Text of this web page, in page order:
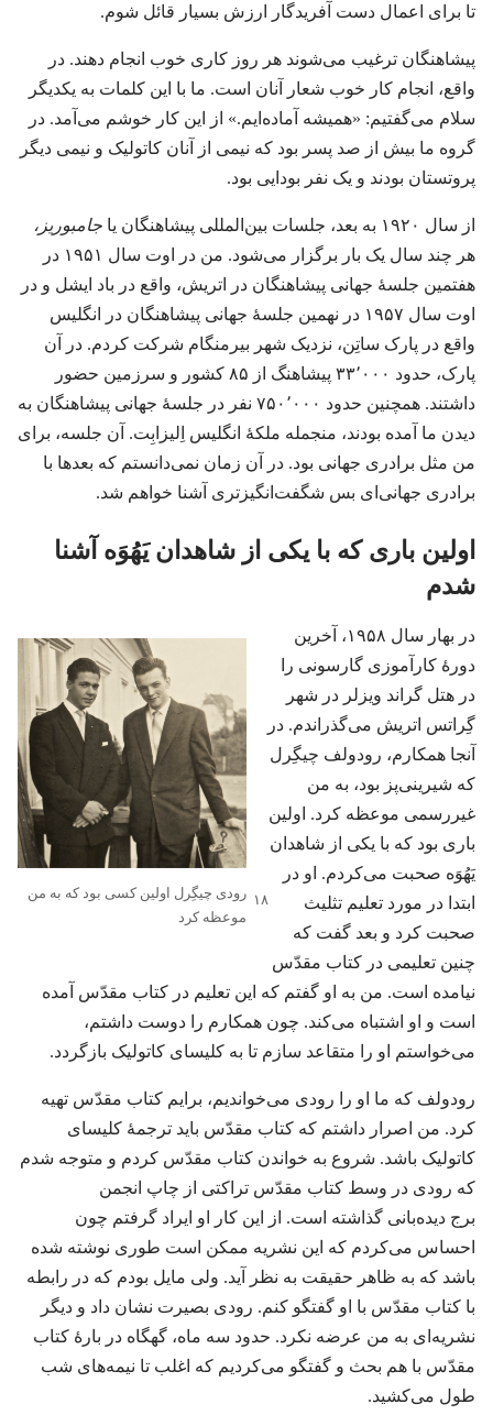
تا برای اعمال دست آفریدگار ارزش بسیار قائل شوم.‏
پیشاهنگان ترغیب می‌شوند هر روز کاری خوب انجام دهند.‏ در
واقع،‏ انجام کار خوب شعار آنان است.‏ ما با این کلمات به یکدیگر
سلام می‌گفتیم:‏ «همیشه آماده‌ایم.‏» از این کار خوشم می‌آمد.‏ در
گروه ما بیش از صد پسر بود که نیمی از آنان کاتولیک و نیمی دیگر
پروتستان بودند و یک نفر بودایی بود.‏
از سال ۱۹۲۰ به بعد،‏ جلسات بین‌المللی پیشاهنگان یا
جامبوریز،‏
هر چند سال یک بار برگزار می‌شود.‏ من در اوت سال ۱۹۵۱ در
هفتمین جلسهٔ جهانی پیشاهنگان در اتریش،‏ واقع در باد ایشل و در
اوت سال ۱۹۵۷ در نهمین جلسهٔ جهانی پیشاهنگان در انگلیس
واقع در پارک ساتِن،‏ نزدیک شهر بیرمنگام شرکت کردم.‏ در آن
پارک،‏ حدود ۳۳٬۰۰۰ پیشاهنگ از ۸۵ کشور و سرزمین حضور
داشتند.‏ همچنین حدود ۷۵۰٬۰۰۰ نفر در جلسهٔ جهانی پیشاهنگان به
دیدن ما آمده بودند،‏ منجمله ملکهٔ انگلیس اِلیزابِت.‏ آن جلسه،‏ برای
من مثل برادری جهانی بود.‏ در آن زمان نمی‌دانستم که بعدها با
برادری جهانی‌ای بس شگفت‌انگیزتری آشنا خواهم شد.‏
اولین باری که با یکی از شاهدان یَهُوَه آشنا
شدم
رودی چیگِرل اولین کسی بود که به من
موعظه کرد
در بهار سال ۱۹۵۸،‏ آخرین
دورهٔ کارآموزی گارسونی را
در هتل گراند ویزلر در شهر
گِراتس اتریش می‌گذراندم.‏ در
آنجا همکارم،‏ رودولف چیگِرل
که شیرینی‌پز بود،‏ به من
غیررسمی موعظه کرد.‏ اولین
باری بود که با یکی از شاهدان
یَهُوَه صحبت می‌کردم.‏ او در
ابتدا در مورد تعلیم تثلیث
صحبت کرد و بعد گفت که
چنین تعلیمی در کتاب مقدّس
نیامده است.‏ من به او گفتم که این تعلیم در کتاب مقدّس آمده
است و او اشتباه می‌کند.‏ چون همکارم را دوست داشتم،‏
می‌خواستم او را متقاعد سازم تا به کلیسای کاتولیک بازگردد.‏
رودولف که ما او را رودی می‌خواندیم،‏ برایم کتاب مقدّس تهیه
کرد.‏ من اصرار داشتم که کتاب مقدّس باید ترجمهٔ کلیسای
کاتولیک باشد.‏ شروع به خواندن کتاب مقدّس کردم و متوجه شدم
که رودی در وسط کتاب مقدّس تراکتی از چاپ انجمن
برج دیده‌بانی گذاشته است.‏ از این کار او ایراد گرفتم چون
احساس می‌کردم که این نشریه ممکن است طوری نوشته شده
باشد که به ظاهر حقیقت به نظر آید.‏ ولی مایل بودم که در رابطه
با کتاب مقدّس با او گفتگو کنم.‏ رودی بصیرت نشان داد و دیگر
نشریه‌ای به من عرضه نکرد.‏ حدود سه ماه،‏ گهگاه در بارهٔ کتاب
مقدّس با هم بحث و گفتگو می‌کردیم که اغلب تا نیمه‌های شب
طول می‌کشید.‏